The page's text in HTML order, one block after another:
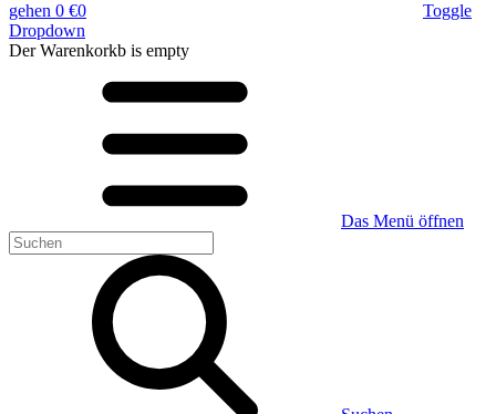
gehen 0 €0
Toggle
Dropdown
Der Warenkorkb is empty
Das Menü öffnen